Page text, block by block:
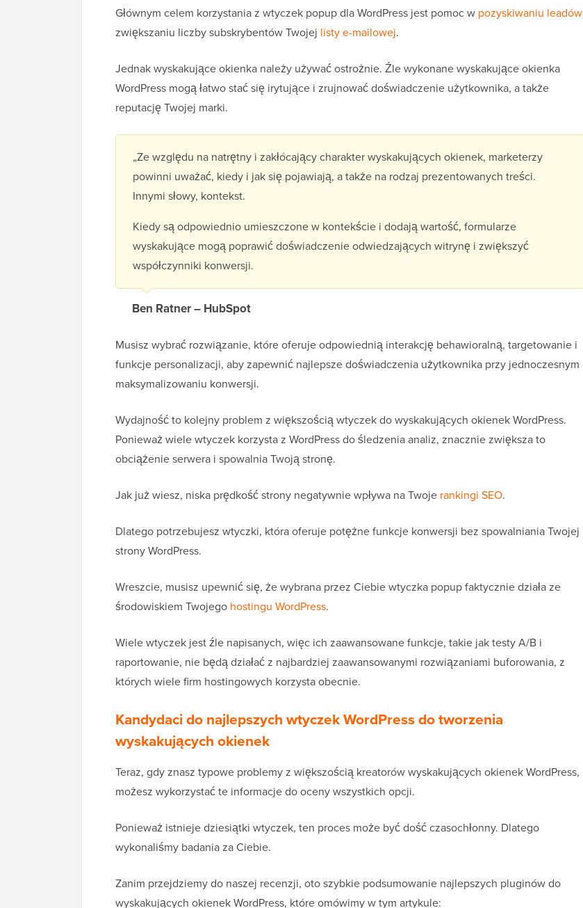
Głównym celem korzystania z wtyczek popup dla WordPress jest pomoc w pozyskiwaniu leadów
zwiększaniu liczby subskrybentów Twojej listy e-mailowej.
Jednak wyskakujące okienka należy używać ostrożnie. Źle wykonane wyskakujące okienka
WordPress mogą łatwo stać się irytujące i zrujnować doświadczenie użytkownika, a także
reputację Twojej marki.
„Ze względu na natrętny i zakłócający charakter wyskakujących okienek, marketerzy
powinni uważać, kiedy i jak się pojawiają, a także na rodzaj prezentowanych treści.
Innymi słowy, kontekst.
Kiedy są odpowiednio umieszczone w kontekście i dodają wartość, formularze
wyskakujące mogą poprawić doświadczenie odwiedzających witrynę i zwiększyć
współczynniki konwersji.
Ben Ratner – HubSpot
Musisz wybrać rozwiązanie, które oferuje odpowiednią interakcję behawioralną, targetowanie i
funkcje personalizacji, aby zapewnić najlepsze doświadczenia użytkownika przy jednoczesnym
maksymalizowaniu konwersji.
Wydajność to kolejny problem z większością wtyczek do wyskakujących okienek WordPress.
Ponieważ wiele wtyczek korzysta z WordPress do śledzenia analiz, znacznie zwiększa to
obciążenie serwera i spowalnia Twoją stronę.
Jak już wiesz, niska prędkość strony negatywnie wpływa na Twoje rankingi SEO.
Dlatego potrzebujesz wtyczki, która oferuje potężne funkcje konwersji bez spowalniania Twojej
strony WordPress.
Wreszcie, musisz upewnić się, że wybrana przez Ciebie wtyczka popup faktycznie działa ze
środowiskiem Twojego hostingu WordPress.
Wiele wtyczek jest źle napisanych, więc ich zaawansowane funkcje, takie jak testy A/B i
raportowanie, nie będą działać z najbardziej zaawansowanymi rozwiązaniami buforowania, z
których wiele firm hostingowych korzysta obecnie.
Kandydaci do najlepszych wtyczek WordPress do tworzenia
wyskakujących okienek
Teraz, gdy znasz typowe problemy z większością kreatorów wyskakujących okienek WordPress,
możesz wykorzystać te informacje do oceny wszystkich opcji.
Ponieważ istnieje dziesiątki wtyczek, ten proces może być dość czasochłonny. Dlatego
wykonaliśmy badania za Ciebie.
Zanim przejdziemy do naszej recenzji, oto szybkie podsumowanie najlepszych pluginów do
wyskakujących okienek WordPress, które omówimy w tym artykule: